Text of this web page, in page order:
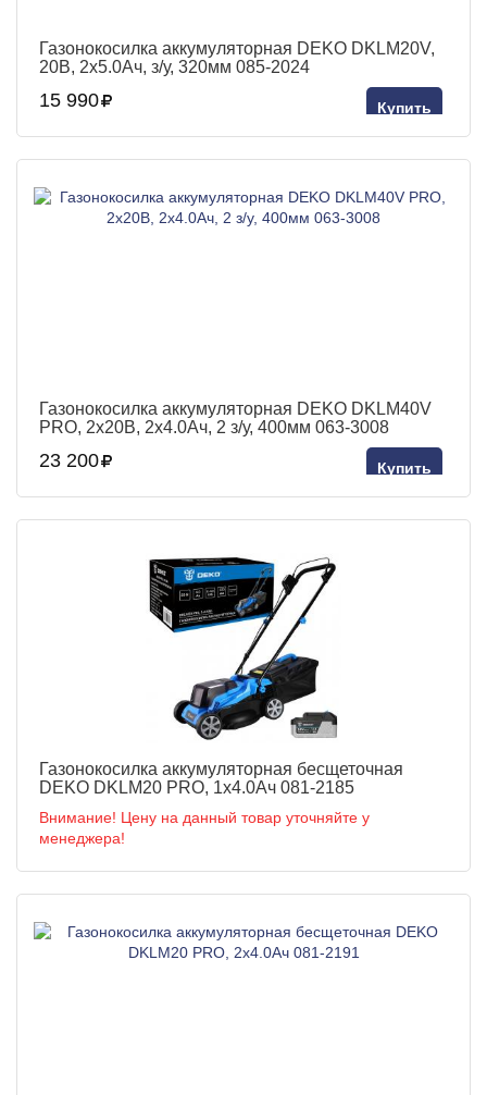
Газонокосилка аккумуляторная DEKO DKLM20V,
20В, 2x5.0Aч, з/у, 320мм 085-2024
15 990 Купить
Газонокосилка аккумуляторная DEKO DKLM40V
PRO, 2х20В, 2x4.0Aч, 2 з/у, 400мм 063-3008
23 200 Купить
Газонокосилка аккумуляторная бесщеточная
DEKO DKLM20 PRO, 1х4.0Ач 081-2185
Внимание! Цену на данный товар уточняйте у
менеджера!